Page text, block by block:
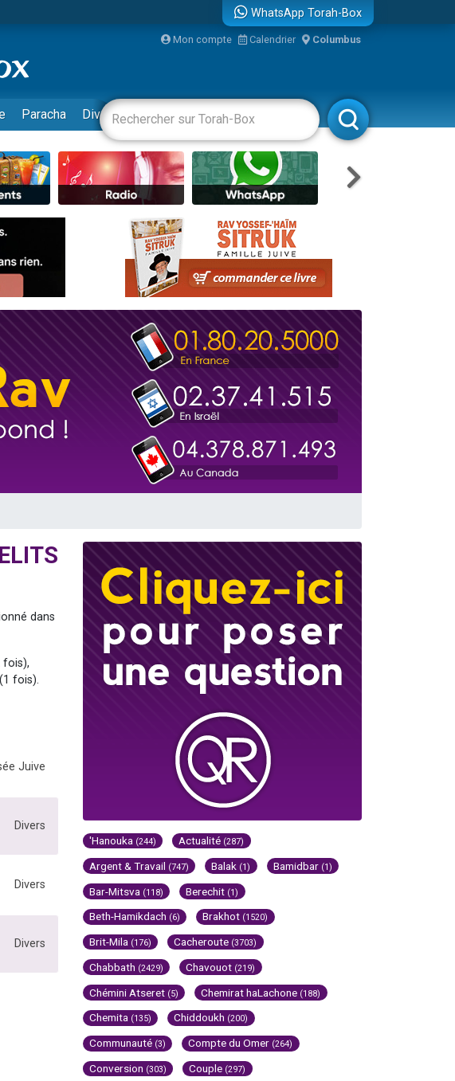
victime de violences...
les Enfants
Orphelins
WhatsApp Torah-Box
Mon compte Calendrier Columbus
Paracha Divertissements Livres Rabbanim
dans
fois),
(1 fois).
Juive
Divers
Divers
Divers
'Hanouka (244) Actualité (287)
Argent & Travail (747) Balak (1) Bamidbar (1)
Bar-Mitsva (118) Berechit (1)
Beth-Hamikdach (6) Brakhot (1520)
Brit-Mila (176) Cacheroute (3703)
Chabbath (2429) Chavouot (219)
Chémini Atseret (5) Chemirat haLachone (188)
Chemita (135) Chiddoukh (200)
Communauté (3) Compte du Omer (264)
Conversion (303) Couple (297)